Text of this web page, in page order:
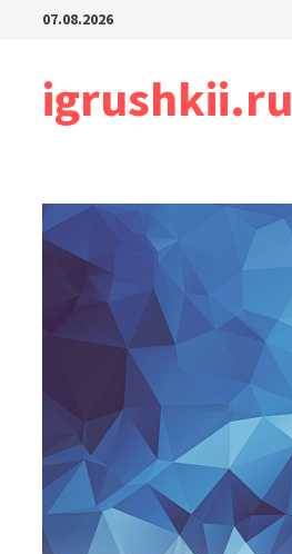
Перейти07.08.2026
igrushkii.ru